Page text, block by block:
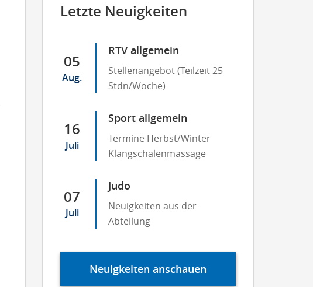
Letzte Neuigkeiten
05
Aug.
RTV allgemein
Stellenangebot (Teilzeit 25
Stdn/Woche)
16
Juli
Sport allgemein
Termine Herbst/Winter
Klangschalenmassage
07
Juli
Judo
Neuigkeiten aus der
Abteilung
Neuigkeiten anschauen